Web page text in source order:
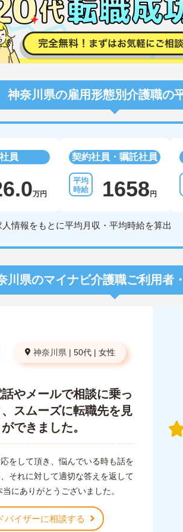
神奈川県の雇用形態別介護職の
員
万円
契約社員・嘱託社員
1658 円
情報をもとに平均月収・平均時給を算出
川県のマイナビ介護職ご利用者
神奈川県 | 50代 | 女性
やメールで相談に乗っ
スムーズに転職先を見
できました。
をして頂き、悩んでいる時も話を
それに対して適切な答えを返して
にありがとうございました。
バイザーに相談する